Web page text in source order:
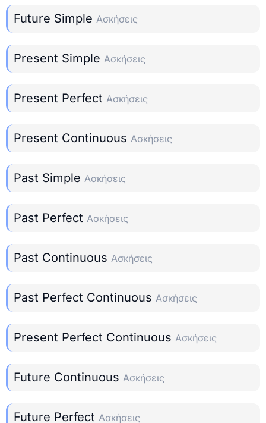
Future Simple Ασκήσεις
Present Simple Ασκήσεις
Present Perfect Ασκήσεις
Present Continuous Ασκήσεις
Past Simple Ασκήσεις
Past Perfect Ασκήσεις
Past Continuous Ασκήσεις
Past Perfect Continuous Ασκήσεις
Present Perfect Continuous Ασκήσεις
Future Continuous Ασκήσεις
Future Perfect Ασκήσεις